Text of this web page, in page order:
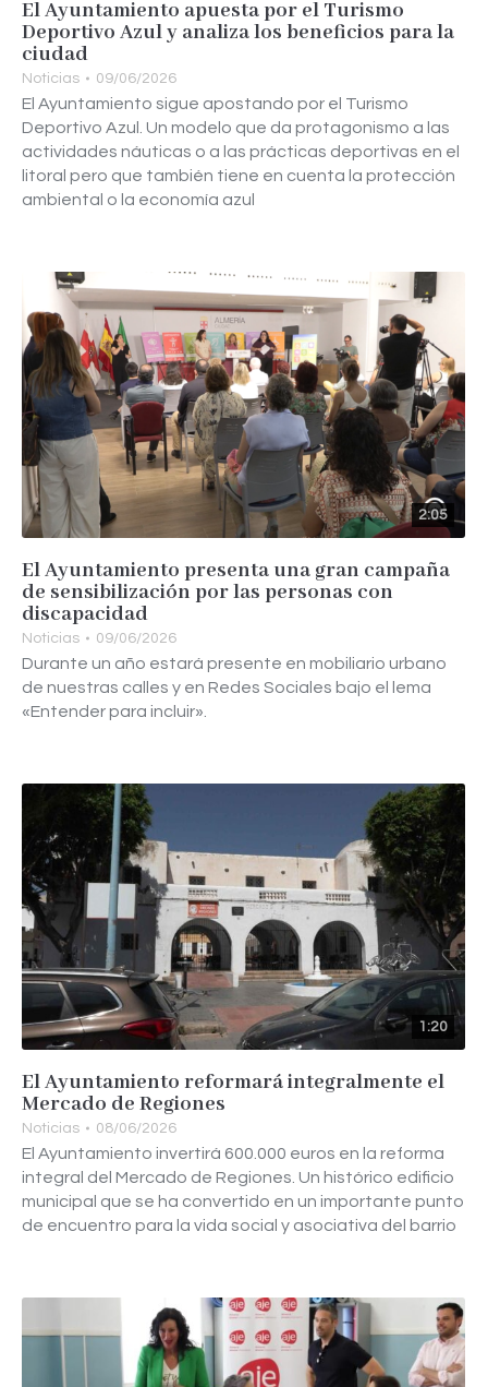
El Ayuntamiento apuesta por el Turismo
Deportivo Azul y analiza los beneficios para la
ciudad
Noticias 09/06/2026
El Ayuntamiento sigue apostando por el Turismo
Deportivo Azul. Un modelo que da protagonismo a las
actividades náuticas o a las prácticas deportivas en el
litoral pero que también tiene en cuenta la protección
ambiental o la economía azul
2:05
El Ayuntamiento presenta una gran campaña
de sensibilización por las personas con
discapacidad
Noticias 09/06/2026
Durante un año estará presente en mobiliario urbano
de nuestras calles y en Redes Sociales bajo el lema
«Entender para incluir».
1:20
El Ayuntamiento reformará integralmente el
Mercado de Regiones
Noticias 08/06/2026
El Ayuntamiento invertirá 600.000 euros en la reforma
integral del Mercado de Regiones. Un histórico edificio
municipal que se ha convertido en un importante punto
de encuentro para la vida social y asociativa del barrio